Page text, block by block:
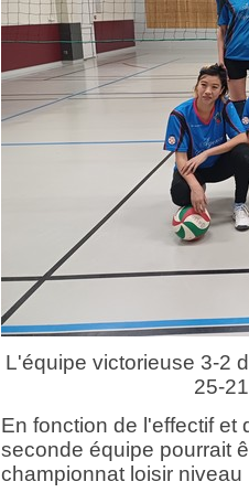
L'équipe victorieuse 3-2
25-
En fonction de l'effectif et
seconde équipe pourrait
championnat loisir niveau